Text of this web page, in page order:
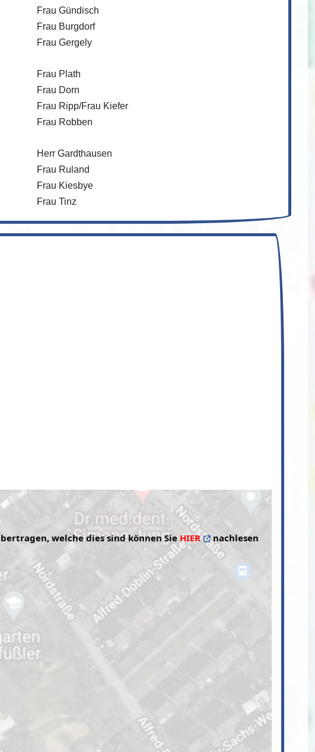
Frau Gündisch
Frau Burgdorf
Frau Gergely
Frau Plath
Frau Dorn
Frau Ripp/Frau Kiefer
Frau Robben
Herr Gardthausen
Frau Ruland
Frau Kiesbye
Frau Tinz
welche dies sind können Sie HIER nachlesen